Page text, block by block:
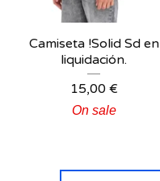
Camiseta !Solid Sd en
liquidación.
15,00 €
On sale